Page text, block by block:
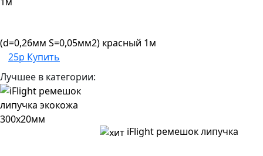
(d=0,26мм S=0,05мм2) красный 1м
25р Купить
Лучшее в категории:
iFlight ремешок липучка